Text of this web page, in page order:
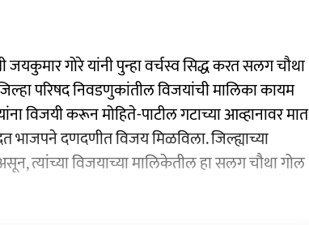
गोरे यांनी पुन्हा वर्चस्व सिद्ध करत सलग चौथा
परिषद निवडणुकांतील विजयांची मालिका कायम
विजयी करून मोहिते-पाटील गटाच्या आव्हानावर मात
भाजपने दणदणीत विजय मिळविला. जिल्ह्याच्या
त्यांच्या विजयाच्या मालिकेतील हा सलग चौथा गोल